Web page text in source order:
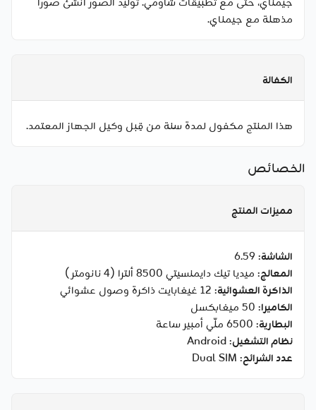
مذهلة مع جيمناي.
الكفالة
هذا المنتج مكفول لمدة سنة من قِبل وكيل الجهاز المعتمد.
الخصائص
مميزات المنتج
الشاشة: 6.59
المعالج: ميديا تيك دايمنسيتي 8500 ألترا (4 نانومتر)
الذاكرة العشوائية: 12 غيغابايت ذاكرة وصول عشوائي
الكاميرا: 50 ميغابكسل
البطارية: 6500 ملّي أمبير ساعة
نظام التشغيل: Android
عدد الشرائح: Dual SIM